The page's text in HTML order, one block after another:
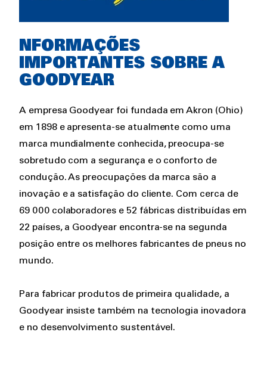
Rich
text
NFORMAÇÕES
IMPORTANTES SOBRE A
GOODYEAR
A empresa Goodyear foi fundada em Akron (Ohio)
em 1898 e apresenta-se atualmente como uma
marca mundialmente conhecida, preocupa-se
sobretudo com a segurança e o conforto de
condução. As preocupações da marca são a
inovação e a satisfação do cliente. Com cerca de
69 000 colaboradores e 52 fábricas distribuídas em
22 países, a Goodyear encontra-se na segunda
posição entre os melhores fabricantes de pneus no
mundo.
Para fabricar produtos de primeira qualidade, a
Goodyear insiste também na tecnologia inovadora
e no desenvolvimento sustentável.